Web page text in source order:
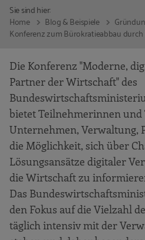
Sie sind hier:
Home
Blog & Beispiele
Konferenz zum Bürokratieabbau
Die Konferenz "Moderne,
Partner der Wirtschaft" des
bietet Teilnehmerinnen und
Unternehmen, Verwaltung,
die Möglichkeit, sich über
Lösungsansätze digitaler
die Wirtschaft zu
Das
den Fokus auf die Vielzahl
täglich intensiv mit der